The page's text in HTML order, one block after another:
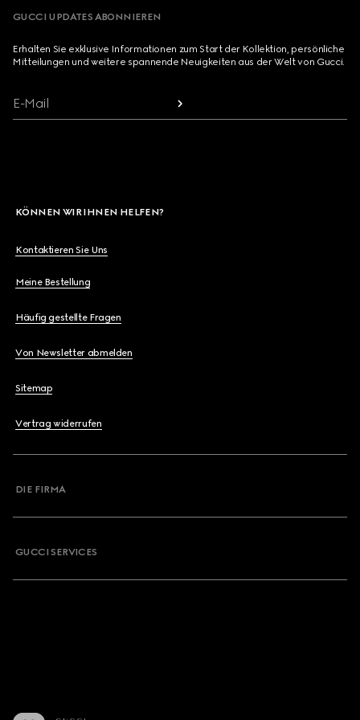
GUCCI UPDATES ABONNIEREN
Erhalten Sie exklusive Informationen zum Start der Kollektion, persönliche
Mitteilungen und weitere spannende Neuigkeiten aus der Welt von Gucci.
E-Mail
KÖNNEN WIR IHNEN HELFEN?
Kontaktieren Sie Uns
Meine Bestellung
Häufig gestellte Fragen
Von Newsletter abmelden
Sitemap
Vertrag widerrufen
DIE FIRMA
GUCCI SERVICES